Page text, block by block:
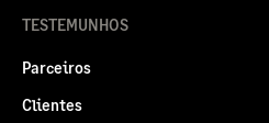
TESTEMUNHOS
Parceiros
Clientes